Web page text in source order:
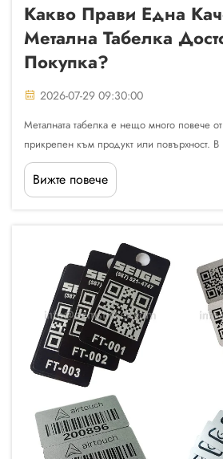
Какво Прави Една
Метална Табелка
Покупка?
2026-07-29 09:30:00
Металната табелка е нещо много повече
прикрепен към продукт или повърхност. В
търговски среди металната табелка служи
записване на идентичността, данните за
оперативната информация. Независимо
Вижте повече